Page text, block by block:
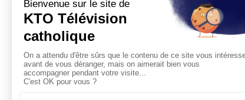
de jeunes catholiques ont
du pape François. Au cours de ce
rassemblement, le pape François
rendu notamment dans un centre
malades du sida et dans une
mineurs, dans un pays marqué
migratoires. Découvrez en
grands moments des JMJ au